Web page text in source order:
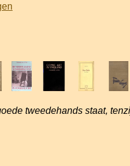
tweedehands staat,